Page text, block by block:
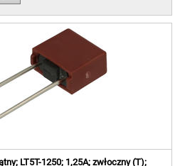
LT5T-1250; 1,25A; zwłoczny (T);